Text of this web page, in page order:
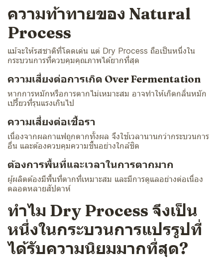
ความท้าทายของ Natural
Process
แม้จะให้รสชาติที่โดดเด่น แต่ Dry Process ถือเป็นหนึ่งใน
กระบวนการที่ควบคุมคุณภาพได้ยากที่สุด
ความเสี่ยงต่อการเกิด Over Fermentation
หากการหมักหรือการตากไม่เหมาะสม อาจทำให้เกิดกลิ่นหมัก
เปรี้ยวที่รุนแรงเกินไป
ความเสี่ยงต่อเชื้อรา
เนื่องจากผลกาแฟถูกตากทั้งผล จึงใช้เวลานานกว่ากระบวนการ
อื่น และต้องควบคุมความชื้นอย่างใกล้ชิด
ต้องการพื้นที่และเวลาในการตากมาก
ผู้ผลิตต้องมีพื้นที่ตากที่เหมาะสม และมีการดูแลอย่างต่อเนื่อง
ตลอดหลายสัปดาห์
ทำไม Dry Process จึงเป็น
หนึ่งในกระบวนการแปรรูปที่
ได้รับความนิยมมากที่สุด?